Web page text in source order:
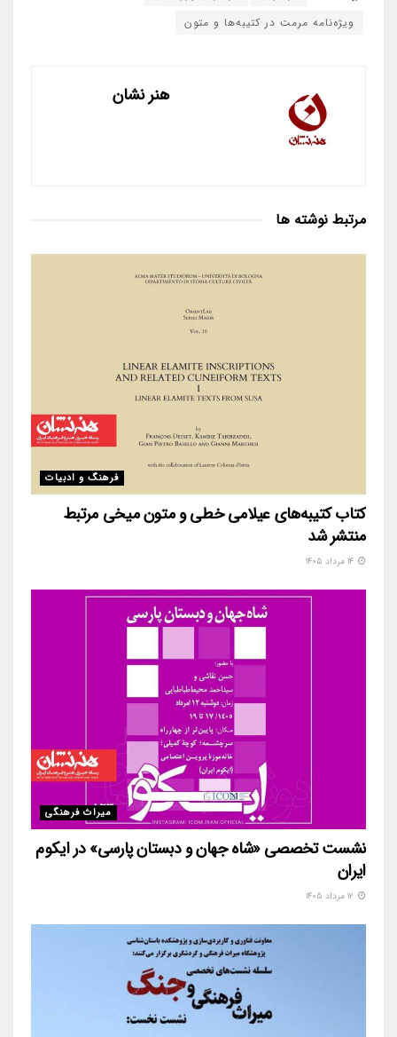
ویژه‌نامه مرمت در کتیبه‌ها و متون
هنر نشان
مرتبط نوشته ها
فرهنگ و ادبیات
کتاب کتیبه‌های عیلامی خطی و متون میخی مرتبط
منتشر شد
میراث فرهنگی
نشست تخصصی «شاه‌ جهان و دبستان پارسی» در ایکوم
ایران